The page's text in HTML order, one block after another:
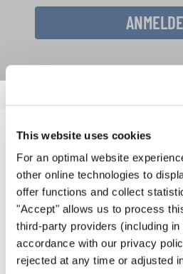
This website uses cookies
For an optimal website
other online technologies to
offer functions and collect
"Accept" allows us to process
third-party providers (including
accordance with our privacy
rejected at any time or adjusted